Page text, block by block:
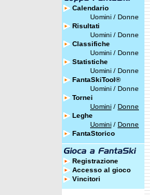
Calendario
Uomini / Donne
Risultati
Uomini / Donne
Classifiche
Uomini / Donne
Statistiche
Uomini / Donne
FantaSkiTool®
Uomini / Donne
Tornei
Uomini / Donne
Leghe
Uomini / Donne
FantaStorico
Registrazione
Accesso al gioco
Vincitori